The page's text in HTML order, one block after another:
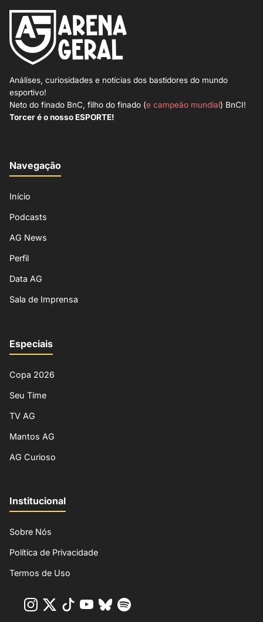
Análises, curiosidades e notícias dos bastidores do mundo
esportivo!
Neto do finado BnC, filho do finado (e campeão mundial) BnCI!
Torcer é o nosso ESPORTE!
Navegação
Início
Podcasts
AG News
Perfil
Data AG
Sala de Imprensa
Especiais
Copa 2026
Seu Time
TV AG
Mantos AG
AG Curioso
Institucional
Sobre Nós
Política de Privacidade
Termos de Uso